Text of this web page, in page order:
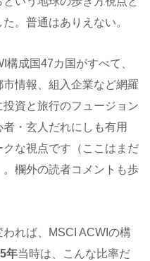
。普通はありえない。
成国47カ国がすべて、
情報、組入企業など網羅
資と旅行のフュージョン
・玄人だれにしも有用
な視点です（ここはまだ
欄外の読者コメントも歩
れば、MSCI ACWIの構
年当時は、こんな比率だ